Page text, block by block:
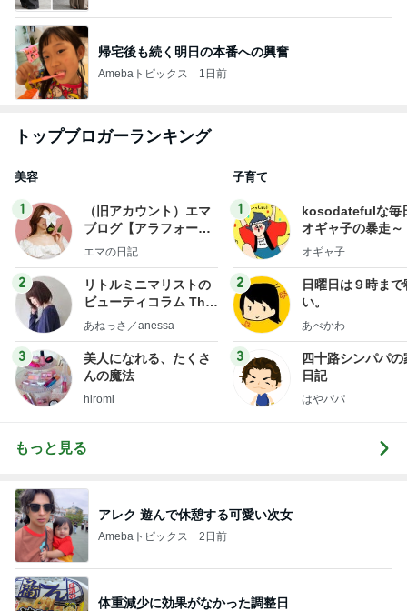
帰宅後も続く明日の本番への興奮
Amebaトピックス 1日前
トップブロガーランキング
美容
1
（旧アカウント）エマ
ブログ【アラフォー会
社売却セカンドライ
エマの日記
2
リトルミニマリストの
ビューティコラム The
little minimalist's bea
あねっさ／anessa
3
美人になれる、たくさ
んの魔法
hiromi
子育て
1
kosodatefulな毎
オギャ子の暴走～
オギャ子
2
日曜日は９時まで
い。
あべかわ
3
四十路シンパパの
日記
はやパパ
もっと見る
アレク 遊んで休憩する可愛い次女
Amebaトピックス 2日前
体重減少に効果がなかった調整日